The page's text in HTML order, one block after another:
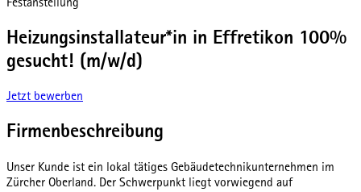
Festanstellung
Heizungsinstallateur*in in Effretikon 100%
gesucht! (m/w/d)
Jetzt bewerben
Firmenbeschreibung
Unser Kunde ist ein lokal tätiges Gebäudetechnikunternehmen im
Zürcher Oberland. Der Schwerpunkt liegt vorwiegend auf